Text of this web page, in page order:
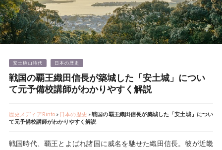
安土桃山時代 日本の歴史
戦国の覇王織田信長が築城した「安土城」につい
て元予備校講師がわかりやすく解説
歴史メディアRinto» 日本の歴史 »戦国の覇王織田信長が築城した「安土城」につい
て元予備校講師がわかりやすく解説
戦国時代、覇王とよばれ諸国に威名を馳せた織田信長。彼が近畿